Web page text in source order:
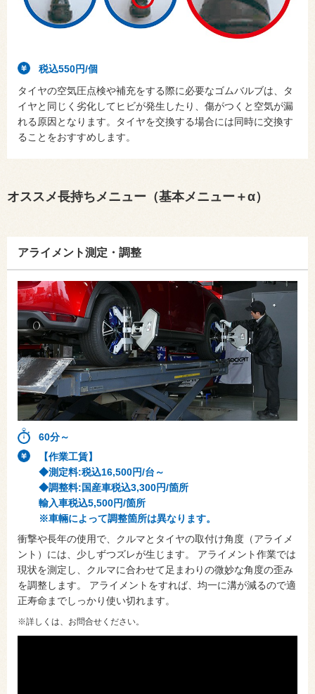
税込550円/個
タイヤの空気圧点検や補充をする際に必要なゴムバルブは、タ
イヤと同じく劣化してヒビが発生したり、傷がつくと空気が漏
れる原因となります。タイヤを交換する場合には同時に交換す
ることをおすすめします。
オススメ長持ちメニュー（基本メニュー＋α）
アライメント測定・調整
60分～
【作業工賃】
◆測定料:税込16,500円/台～
◆調整料:国産車税込3,300円/箇所
輸入車税込5,500円/箇所
※車輛によって調整箇所は異なります。
衝撃や長年の使用で、クルマとタイヤの取付け角度（アライメ
ント）には、少しずつズレが生じます。 アライメント作業では
現状を測定し、クルマに合わせて足まわりの微妙な角度の歪み
を調整します。 アライメントをすれば、均一に溝が減るので適
正寿命までしっかり使い切れます。
※詳しくは、お問合せください。